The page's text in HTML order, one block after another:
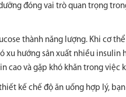
đóng vai trò quan trọng
thành năng lượng. Khi cơ
xu hướng sản xuất nhiều
cao và gặp khó khăn trong việc
kế chế độ ăn uống hợp lý,